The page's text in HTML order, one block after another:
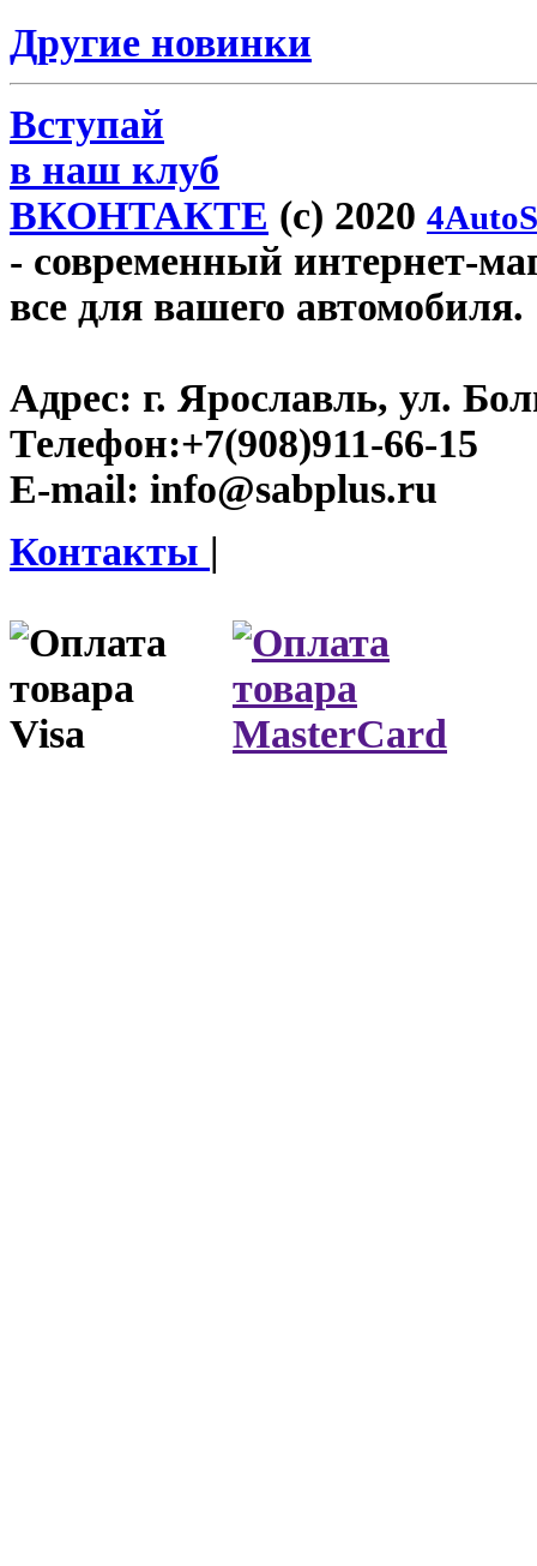
Другие новинки
Вступай
в наш клуб
ВКОНТАКТЕ (c) 2020
- современный интернет-
все для вашего автомобиля.
Адрес: г. Ярославль, ул.
Телефон:+7(908)911-66-15
E-mail: info@sabplus.ru
Контакты |